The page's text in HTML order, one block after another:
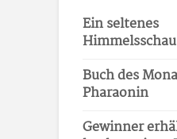
Ein seltenes
Buch des
Pharaonin
Gewinner